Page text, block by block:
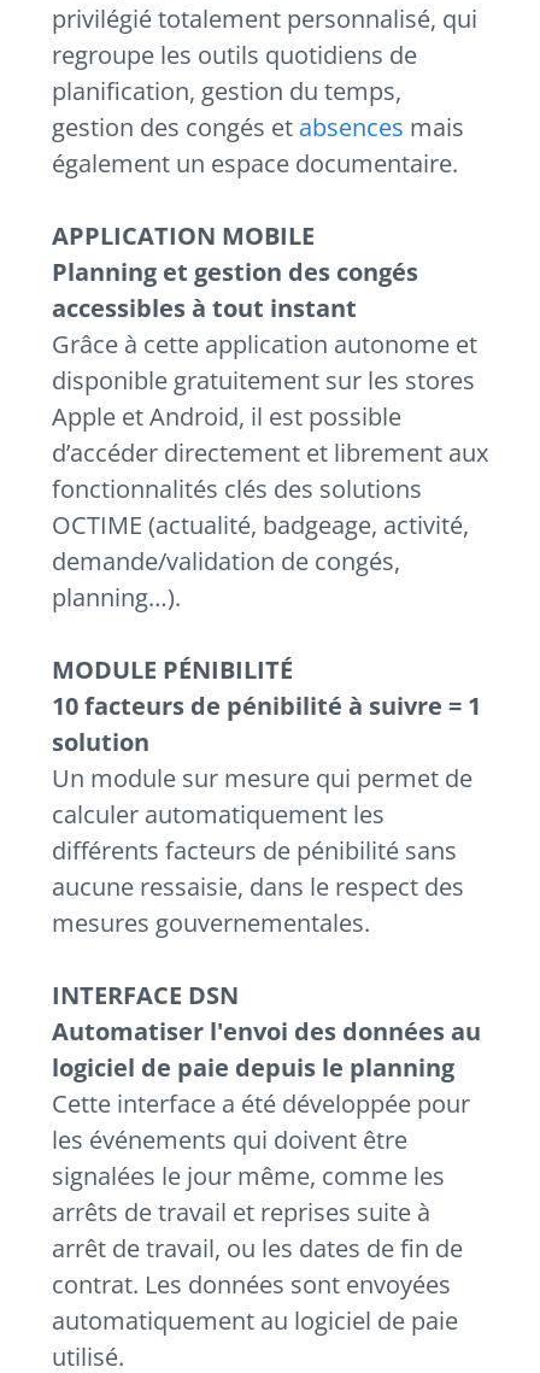
privilégié totalement personnalisé, qui
regroupe les outils quotidiens de
planification, gestion du temps,
gestion des congés et absences mais
également un espace documentaire.
APPLICATION MOBILE
Planning et gestion des congés
accessibles à tout instant
Grâce à cette application autonome et
disponible gratuitement sur les stores
Apple et Android, il est possible
d’accéder directement et librement aux
fonctionnalités clés des solutions
OCTIME (actualité, badgeage, activité,
demande/validation de congés,
planning…).
MODULE PÉNIBILITÉ
10 facteurs de pénibilité à suivre = 1
solution
Un module sur mesure qui permet de
calculer automatiquement les
différents facteurs de pénibilité sans
aucune ressaisie, dans le respect des
mesures gouvernementales.
INTERFACE DSN
Automatiser l'envoi des données au
logiciel de paie depuis le planning
Cette interface a été développée pour
les événements qui doivent être
signalées le jour même, comme les
arrêts de travail et reprises suite à
arrêt de travail, ou les dates de fin de
contrat. Les données sont envoyées
automatiquement au logiciel de paie
utilisé.